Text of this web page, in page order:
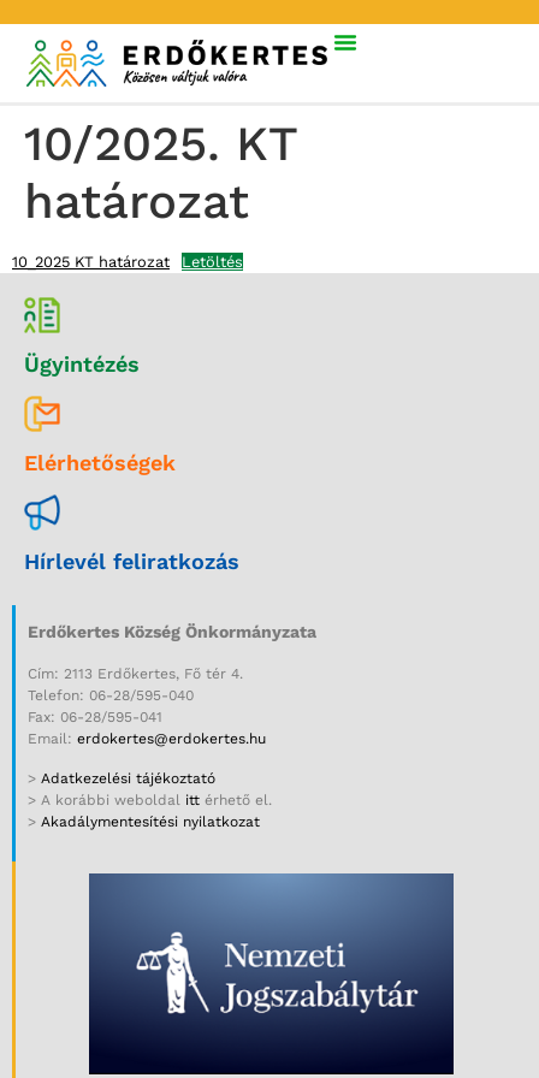
10/2025. KT
határozat
10_2025 KT határozat Letöltés
Ügyintézés
Elérhetőségek
Hírlevél feliratkozás
Erdőkertes Község Önkormányzata
Cím: 2113 Erdőkertes, Fő tér 4.
Telefon: 06-28/595-040
Fax: 06-28/595-041
Email: erdokertes@erdokertes.hu
> Adatkezelési tájékoztató
> A korábbi weboldal itt érhető el.
> Akadálymentesítési nyilatkozat